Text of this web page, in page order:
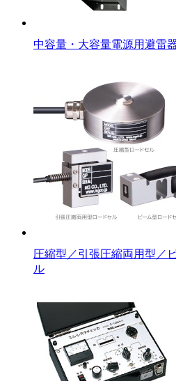
中容量・大容量電源用避雷
圧縮型／引張圧縮両用型／
ル